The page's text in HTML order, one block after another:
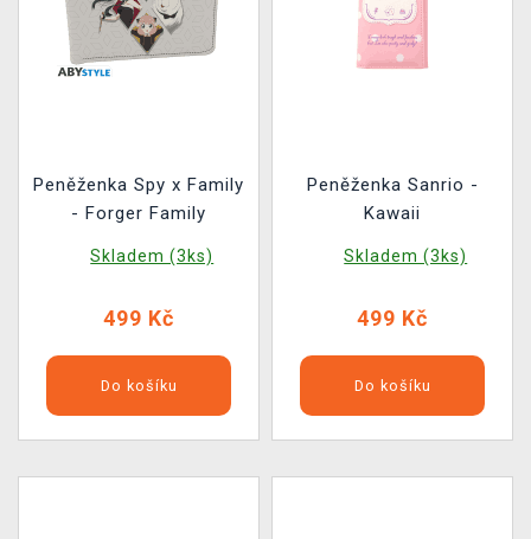
Peněženka Spy x Family
- Forger Family
Skladem (3ks)
499 Kč
Do košíku
Peněženka Sanrio -
Kawaii
Skladem (3ks)
499 Kč
Do košíku